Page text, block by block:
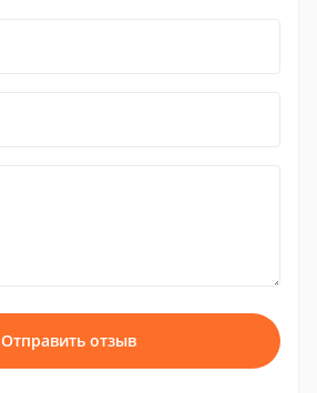
Отправить отзыв